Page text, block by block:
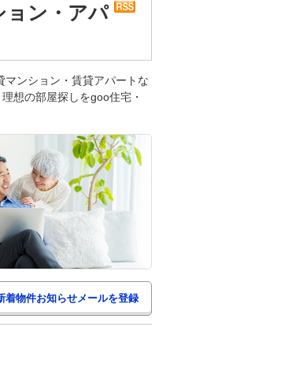
ョン・アパ
ンション・賃貸アパートな
想の部屋探しをgoo住宅・